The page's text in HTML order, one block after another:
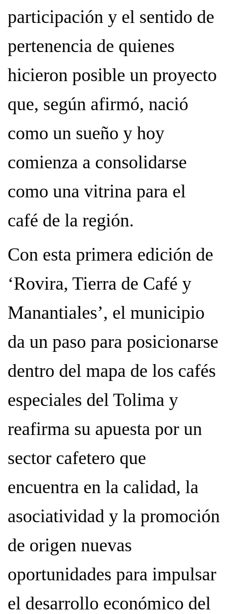
participación y el sentido de
pertenencia de quienes
hicieron posible un proyecto
que, según afirmó, nació
como un sueño y hoy
comienza a consolidarse
como una vitrina para el
café de la región.
Con esta primera edición de
‘Rovira, Tierra de Café y
Manantiales’, el municipio
da un paso para posicionarse
dentro del mapa de los cafés
especiales del Tolima y
reafirma su apuesta por un
sector cafetero que
encuentra en la calidad, la
asociatividad y la promoción
de origen nuevas
oportunidades para impulsar
el desarrollo económico del